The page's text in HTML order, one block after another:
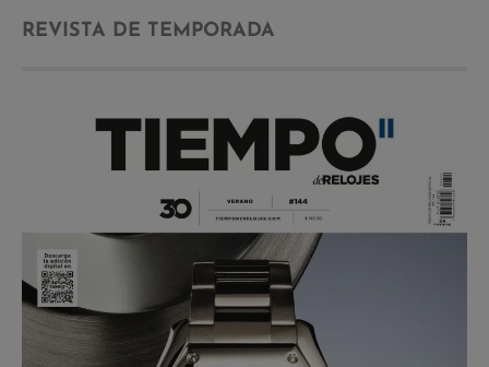
REVISTA DE TEMPORADA